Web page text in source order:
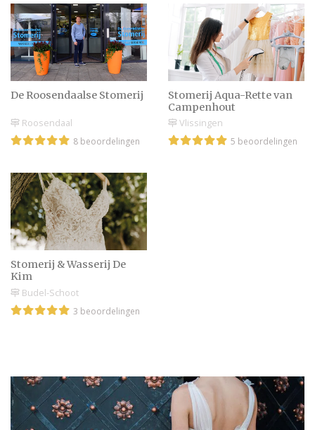
De Roosendaalse Stomerij
Roosendaal
8 beoordelingen
Stomerij Aqua-Rette van
Campenhout
Vlissingen
5 beoordelingen
Stomerij & Wasserij De
Kim
Budel-Schoot
3 beoordelingen